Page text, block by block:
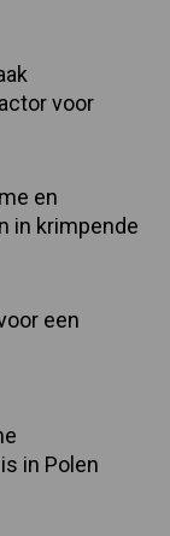
voor
en
in krimpende
een
in Polen